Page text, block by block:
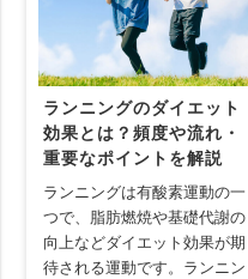
ランニングのダイエット
効果とは？頻度や流れ・
重要なポイントを解説
ランニングは有酸素運動の一
つで、脂肪燃焼や基礎代謝の
向上などダイエット効果が期
待される運動です。ランニン